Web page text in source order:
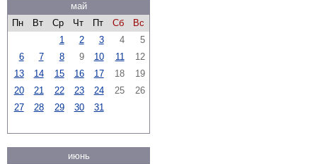
май
Пн
Вт Ср Чт Пт Сб
Вс
1
2 3 4
5
6
7 8 9 10 11
12
13
14 15 16 17 18
19
20
21 22 23 24 25
26
27
28 29 30 31
июнь